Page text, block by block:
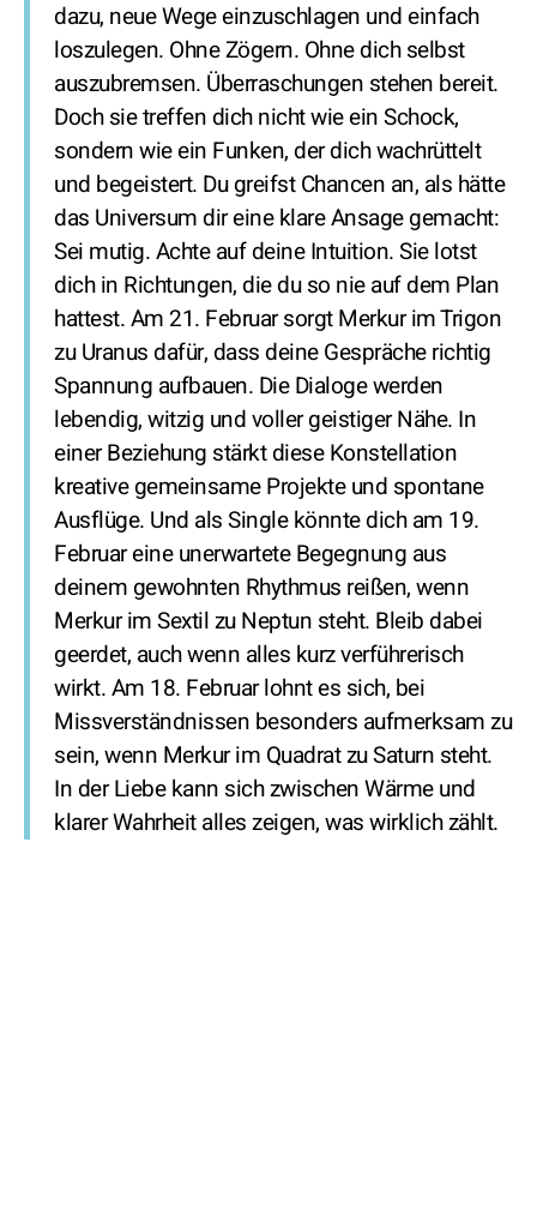
dazu, neue Wege einzuschlagen und einfach
loszulegen. Ohne Zögern. Ohne dich selbst
auszubremsen. Überraschungen stehen bereit.
Doch sie treffen dich nicht wie ein Schock,
sondern wie ein Funken, der dich wachrüttelt
und begeistert. Du greifst Chancen an, als hätte
das Universum dir eine klare Ansage gemacht:
Sei mutig. Achte auf deine Intuition. Sie lotst
dich in Richtungen, die du so nie auf dem Plan
hattest. Am 21. Februar sorgt Merkur im Trigon
zu Uranus dafür, dass deine Gespräche richtig
Spannung aufbauen. Die Dialoge werden
lebendig, witzig und voller geistiger Nähe. In
einer Beziehung stärkt diese Konstellation
kreative gemeinsame Projekte und spontane
Ausflüge. Und als Single könnte dich am 19.
Februar eine unerwartete Begegnung aus
deinem gewohnten Rhythmus reißen, wenn
Merkur im Sextil zu Neptun steht. Bleib dabei
geerdet, auch wenn alles kurz verführerisch
wirkt. Am 18. Februar lohnt es sich, bei
Missverständnissen besonders aufmerksam zu
sein, wenn Merkur im Quadrat zu Saturn steht.
In der Liebe kann sich zwischen Wärme und
klarer Wahrheit alles zeigen, was wirklich zählt.